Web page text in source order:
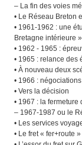
– La fin des voies
• Le Réseau Breton
• 1961-1962 : une
Bretagne intérieure »
• 1962 - 1965 :
• 1965 : relance des
• À nouveau deux
• 1966 :
• Vers la décision
• 1967 : la
– 1967-1987 ou le
• Les services
• Le fret « fer+route